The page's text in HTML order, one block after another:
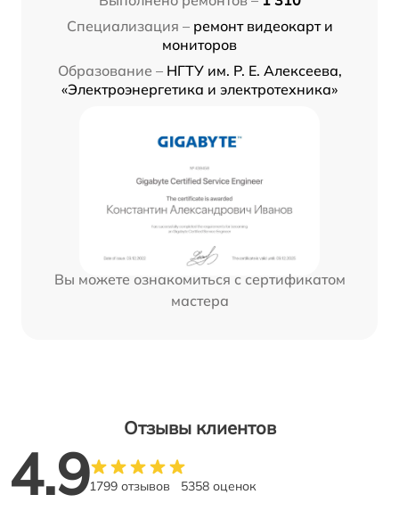
Специализация – ремонт видеокарт и
мониторов
Образование – НГТУ им. Р. Е. Алексеева,
«Электроэнергетика и электротехника»
Вы можете ознакомиться с сертификатом
мастера
Отзывы клиентов
4.91799 отзывов 5358 оценок